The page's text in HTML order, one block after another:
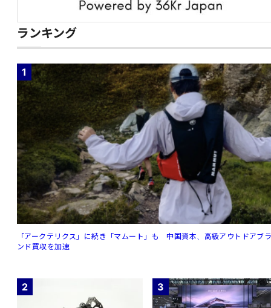
ランキング
1
「アークテリクス」に続き「マムート」も 中国資本、高級アウトドアブ
ンド買収を加速
2 3